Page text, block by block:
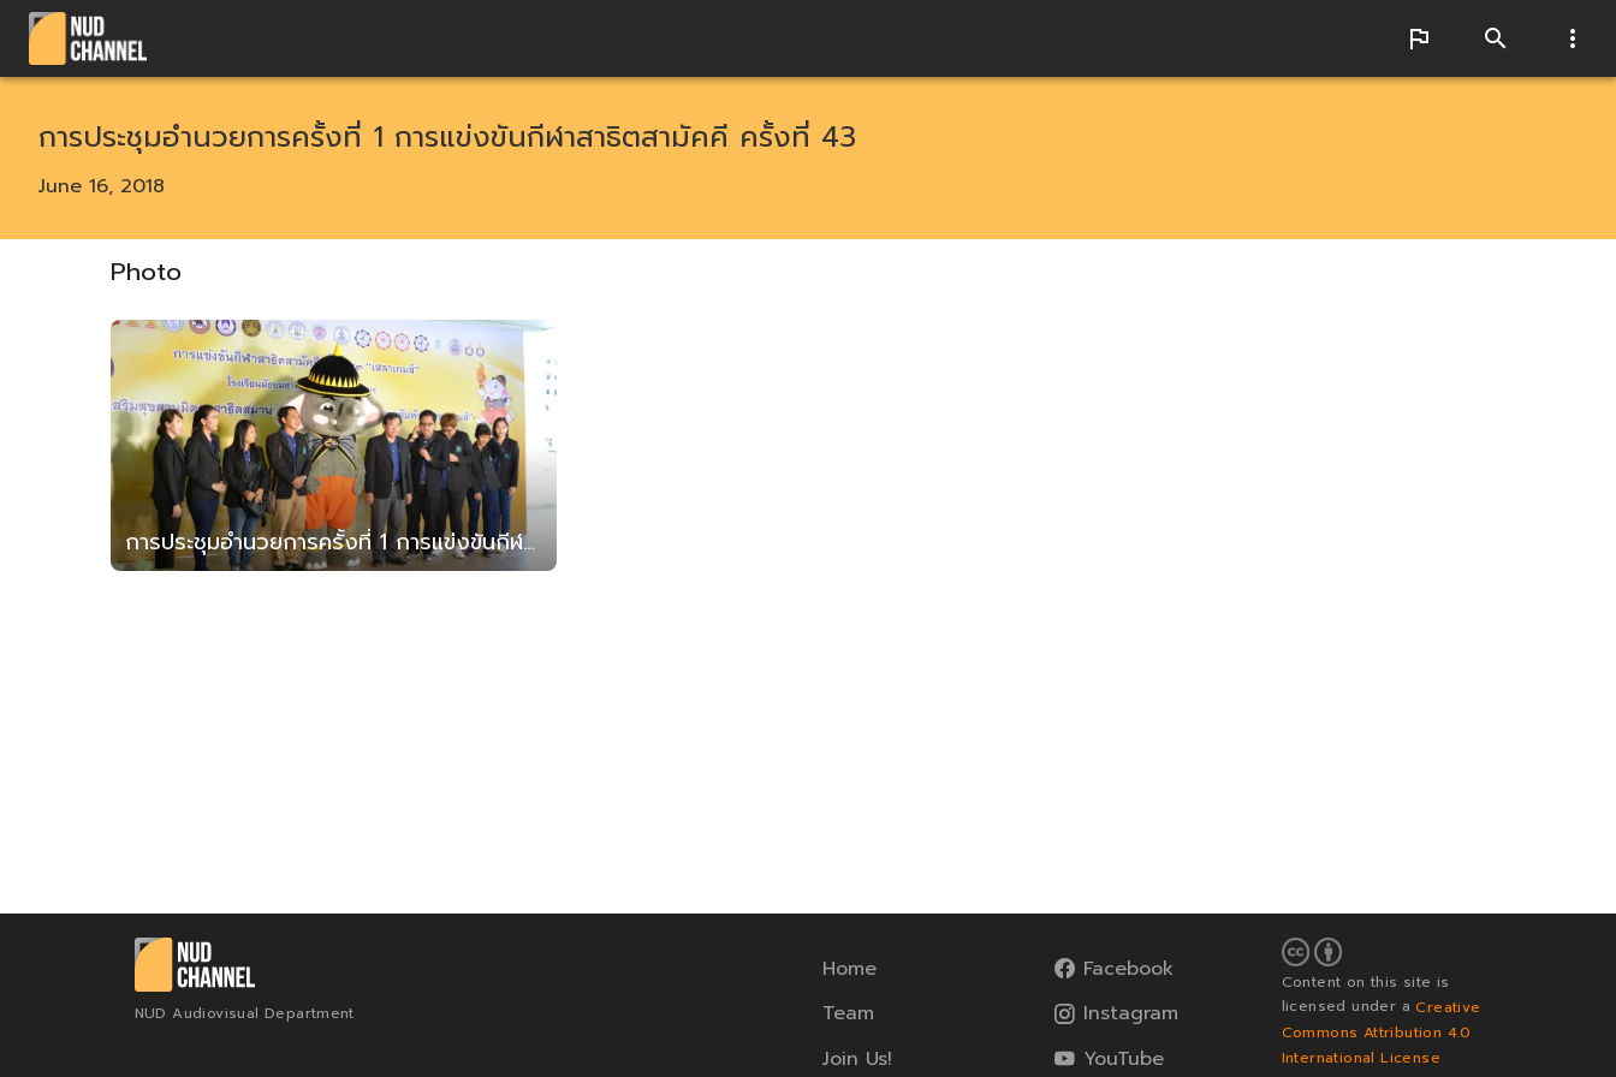
การประชุมอำนวยการครั้งที่ 1 การแข่งขันกีฬาสาธิตสามัคคี ครั้งที่ 43
June 16, 2018
Photo
การประชุมอำนวยการครั้งที่ 1 การแข่งขันกีฬาสาธิตสามัคคี ครั้งที่ 43
NUD Audiovisual Department
Home
Team
Join Us!
Facebook
Instagram
YouTube
Content on this site is
licensed under aCreative
Commons Attribution 4.0
International License